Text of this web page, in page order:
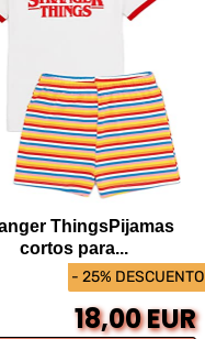
- 25% DESCUENTO
ThingsPijamas
cortos para...
18,00 EUR